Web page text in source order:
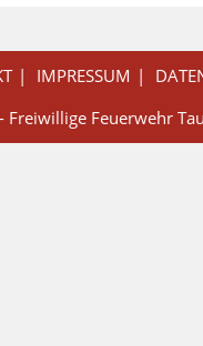
IMPRESSUM
Freiwillige Feuerwehr